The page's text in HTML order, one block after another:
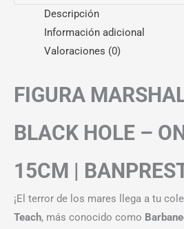
Descripción
Información adicional
Valoraciones (0)
FIGURA
BLACK HOLE –
15CM |
¡El terror de los mares llega a tu
Teach, más conocido como